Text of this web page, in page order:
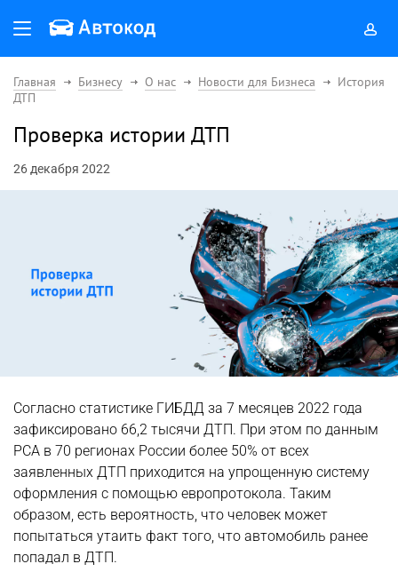
Главная Бизнесу О нас Новости для Бизнеса
История
ДТП
Проверка истории ДТП
26 декабря 2022
Согласно статистике ГИБДД за 7 месяцев 2022 года
зафиксировано 66,2 тысячи ДТП. При этом по данным
РСА в 70 регионах России более 50% от всех
заявленных ДТП приходится на упрощенную систему
оформления с помощью европротокола. Таким
образом, есть вероятность, что человек может
попытаться утаить факт того, что автомобиль ранее
попадал в ДТП.